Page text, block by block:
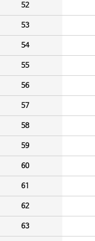
52
53
54
55
56
57
58
59
60
61
62
63